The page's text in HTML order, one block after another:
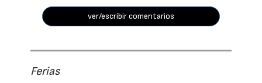
ver/escribir comentarios
Ferias